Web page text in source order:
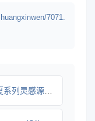
7071.
自印度传统服饰